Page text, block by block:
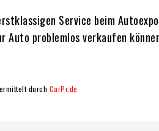
Service beim
problemlos verkaufen
durch CarPr.de